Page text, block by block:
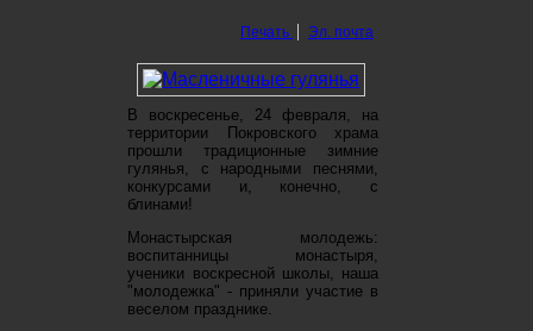
Печать Эл. почта
В воскресенье, 24 февраля, на
территории Покровского храма
прошли традиционные зимние
гулянья, с народными песнями,
конкурсами и, конечно, с
блинами!
Монастырская молодежь:
воспитанницы монастыря,
ученики воскресной школы, наша
"молодежка" - приняли участие в
веселом празднике.